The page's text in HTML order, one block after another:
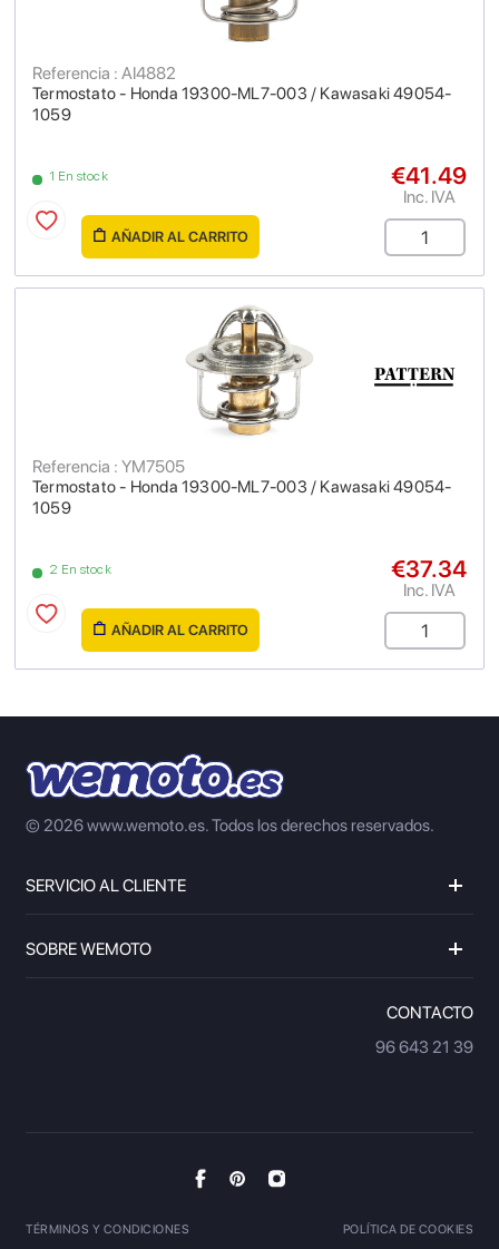
Termostato - Honda 19300-ML7-003 / Kawasaki 49054-
1059
Referencia : AI4882
1 En stock €41.49
Inc. IVA
AÑADIR AL CARRITO
Termostato - Honda 19300-ML7-003 / Kawasaki 49054-
1059
Referencia : YM7505
2 En stock €37.34
Inc. IVA
AÑADIR AL CARRITO
© 2026 www.wemoto.es.Todos los derechos reservados.
SERVICIO AL CLIENTE
SOBRE WEMOTO
CONTACTO
96 643 21 39
TÉRMINOS Y CONDICIONES POLÍTICA DE COOKIES